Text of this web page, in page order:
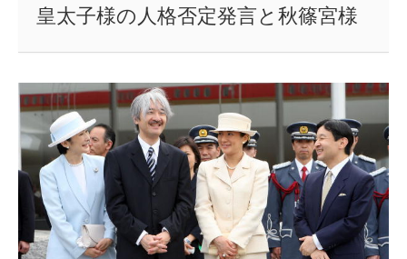
皇太子様の人格否定発言と秋篠宮様